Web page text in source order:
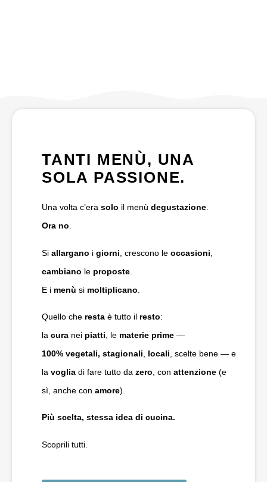
TANTI MENÙ, UNA
SOLA PASSIONE.
Una volta c’era solo il menù degustazione
Ora no
Si allargano i giorni , crescono le occasioni
cambiano le proposte
E i menù si moltiplicano
Quello che resta è tutto il resto:
la cura nei piatti , le materie prime —
100% vegetali, stagionali locali , scelte bene — e
la voglia di fare tutto da zero , con attenzione (e
sì, anche con amore).
Più scelta, stessa idea di cucina.
Scoprili tutti.